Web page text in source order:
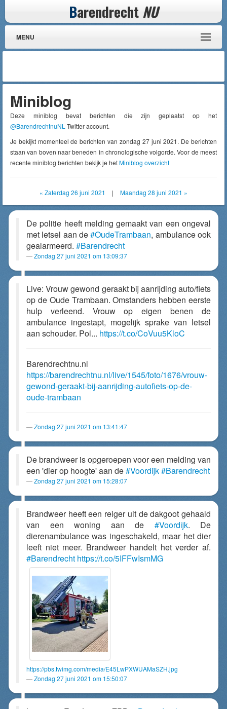
Barendrecht NU
MENU
Miniblog
Deze miniblog bevat berichten die zijn geplaatst op het
@BarendrechtnuNL Twitter account.
Je bekijkt momenteel de berichten van zondag 27 juni 2021. De berichten
staan van boven naar beneden in chronologische volgorde. Voor de meest
recente miniblog berichten bekijk je hetMiniblog overzicht
« Zaterdag 26 juni 2021 | Maandag 28 juni 2021 »
De politie heeft melding gemaakt van een ongeval
met letsel aan de#OudeTrambaan, ambulance ook
gealarmeerd. #Barendrecht
Zondag 27 juni 2021 om 13:09:37
Live: Vrouw gewond geraakt bij aanrijding auto/fiets
op de Oude Trambaan. Omstanders hebben eerste
hulp verleend. Vrouw op eigen benen de
ambulance ingestapt, mogelijk sprake van letsel
aan schouder. Pol... https://t.co/CoVuu5KloC
Barendrechtnu.nl
https://barendrechtnu.nl/live/1545/foto/1676/vrouw-
gewond-geraakt-bij-aanrijding-autofiets-op-de-
oude-trambaan
Zondag 27 juni 2021 om 13:41:47
De brandweer is opgeroepen voor een melding van
een 'dier op hoogte' aan de#Voordijk#Barendrecht
Zondag 27 juni 2021 om 15:28:07
Brandweer heeft een reiger uit de dakgoot gehaald
van een woning aan de #Voordijk. De
dierenambulance was ingeschakeld, maar het dier
leeft niet meer. Brandweer handelt het verder af.
#Barendrecht https://t.co/5IFFwIsmMG
https://pbs.twimg.com/media/E45LwPXWUAMaSZH.jpg
Zondag 27 juni 2021 om 15:50:07